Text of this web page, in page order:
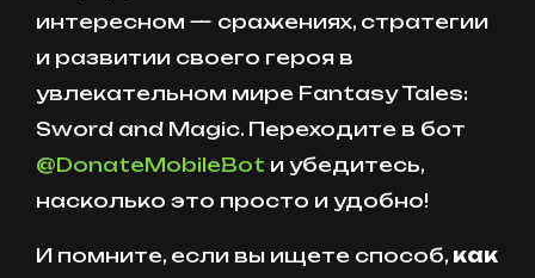
интересном — сражениях, стратегии
и развитии своего героя в
увлекательном мире Fantasy Tales:
Sword and Magic. Переходите в бот
@DonateMobileBot и убедитесь,
насколько это просто и удобно!
И помните, если вы ищете способ, как